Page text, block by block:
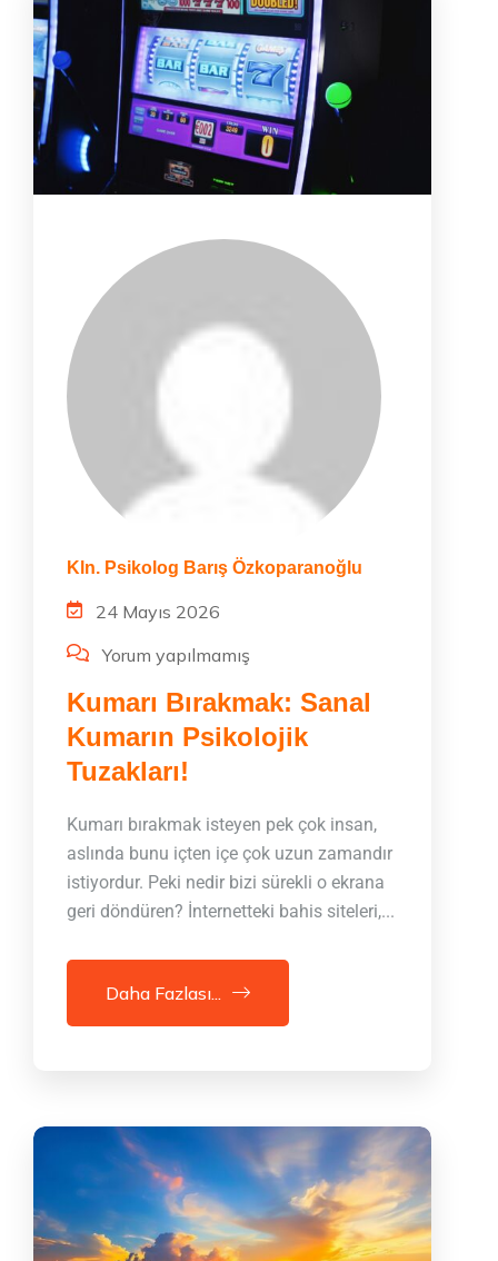
Kln. Psikolog Barış Özkoparanoğlu
24 Mayıs 2026
Yorum yapılmamış
Kumarı Bırakmak: Sanal
Kumarın Psikolojik
Tuzakları!
Kumarı bırakmak isteyen pek çok insan,
aslında bunu içten içe çok uzun zamandır
istiyordur. Peki nedir bizi sürekli o ekrana
geri döndüren? İnternetteki bahis siteleri,...
Daha Fazlası...